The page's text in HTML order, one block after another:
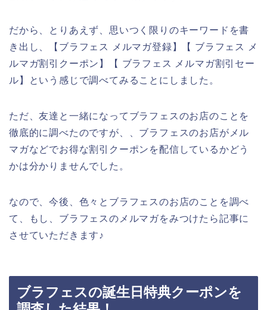
だから、とりあえず、思いつく限りのキーワードを書
き出し、【ブラフェス メルマガ登録】【 ブラフェス メ
ルマガ割引クーポン】【 ブラフェス メルマガ割引セー
ル】という感じで調べてみることにしました。
ただ、友達と一緒になってブラフェスのお店のことを
徹底的に調べたのですが、、ブラフェスのお店がメル
マガなどでお得な割引クーポンを配信しているかどう
かは分かりませんでした。
なので、今後、色々とブラフェスのお店のことを調べ
て、もし、ブラフェスのメルマガをみつけたら記事に
させていただきます♪
ブラフェスの誕生日特典クーポンを